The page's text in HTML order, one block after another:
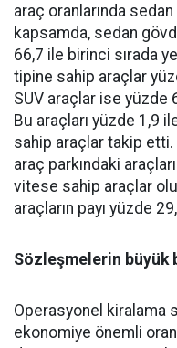
araç oranlarında
kapsamda, sedan
66,7 ile birinci sırada
tipine sahip araçlar
SUV araçlar ise yüzde
Bu araçları yüzde 1,9
sahip araçlar takip
araç parkındaki
vitese sahip araçlar
araçların payı yüzde
Sözleşmelerin büyük
Operasyonel kiralama
ekonomiye önemli